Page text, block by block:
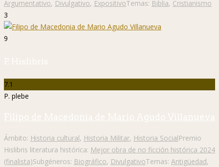
Argumentativo, Divulgativo, ExpositivoTemas: Biblia, Cristianismo
3
9
P. Hislibris
7.1
P. plebe
Filipo de Macedonia de Mario Agudo Villanueva
Ámbito: Historia cultural, Historia Militar, Historia SocialPremio
Hislibris literatura histórica: Mejor obra de no ficción histórica 2024
(finalista)Subgéneros: Biográfico, DivulgativoTemas: Antigüedad,